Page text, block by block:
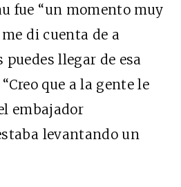
fue “un momento muy
di cuenta de a
llegar de esa
que a la gente le
embajador
levantando un